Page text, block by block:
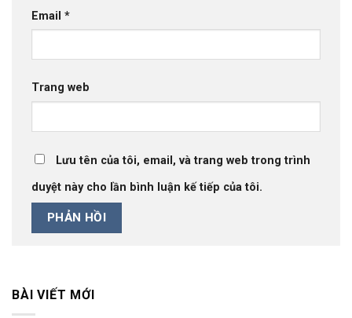
Email *
Trang web
Lưu tên của tôi, email, và trang web trong trình
duyệt này cho lần bình luận kế tiếp của tôi.
BÀI VIẾT MỚI